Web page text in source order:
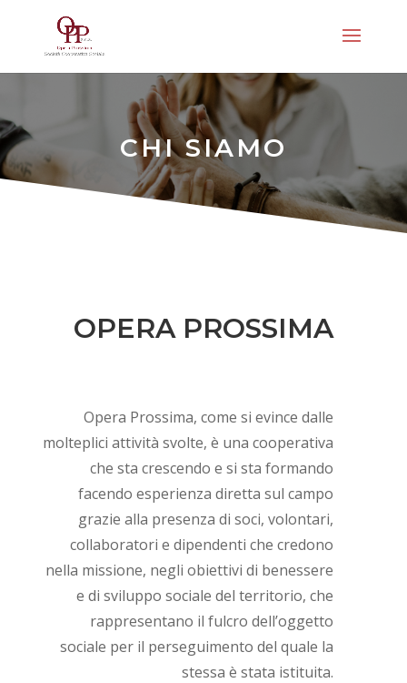
CHI SIAMO
OPERA PROSSIMA
Opera Prossima, come si evince dalle
molteplici attività svolte, è una cooperativa
che sta crescendo e si sta formando
facendo esperienza diretta sul campo
grazie alla presenza di soci, volontari,
collaboratori e dipendenti che credono
nella missione, negli obiettivi di benessere
e di sviluppo sociale del territorio, che
rappresentano il fulcro dell’oggetto
sociale per il perseguimento del quale la
stessa è stata istituita.